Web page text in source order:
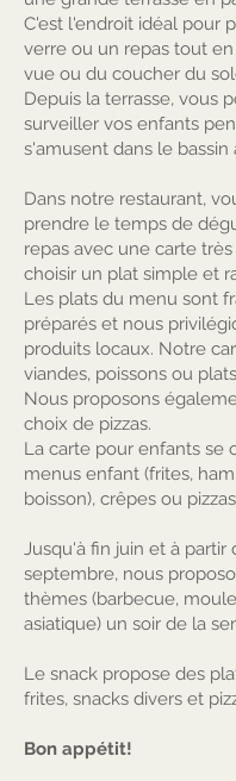
C'est l'endroit idéal pour
verre ou un repas tout
vue ou du coucher du
Depuis la terrasse, vous
surveiller vos enfants
s'amusent dans le bassin
Dans notre restaurant,
prendre le temps de
repas avec une carte
choisir un plat simple et
Les plats du menu sont
préparés et nous
produits locaux. Notre
viandes, poissons ou
Nous proposons
choix de pizzas.
La carte pour enfants se
menus enfant (frites,
boisson), crêpes ou
Jusqu'à fin juin et à partir
septembre, nous
thèmes (barbecue,
asiatique) un soir de la
Le snack propose des
frites, snacks divers et
Bon appétit!